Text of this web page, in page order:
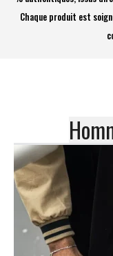
Chaque produit est